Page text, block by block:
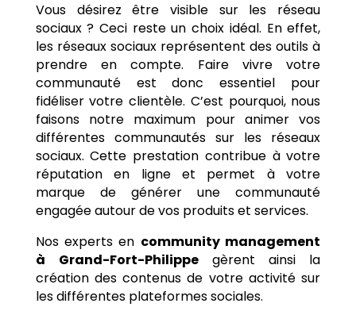
Vous désirez être visible sur les réseau
sociaux ? Ceci reste un choix idéal. En effet,
les réseaux sociaux représentent des outils à
prendre en compte. Faire vivre votre
communauté est donc essentiel pour
fidéliser votre clientèle. C’est pourquoi, nous
faisons notre maximum pour animer vos
différentes communautés sur les réseaux
sociaux. Cette prestation contribue à votre
réputation en ligne et permet à votre
marque de générer une communauté
engagée autour de vos produits et services.
Nos experts en community management
à
Grand-Fort-Philippegèrent ainsi la
création des contenus de votre activité sur
les différentes plateformes sociales.